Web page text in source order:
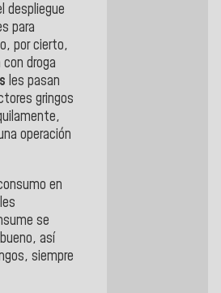
despliegue
para
por cierto,
droga
les pasan
gringos
operación
en
se
así
siempre